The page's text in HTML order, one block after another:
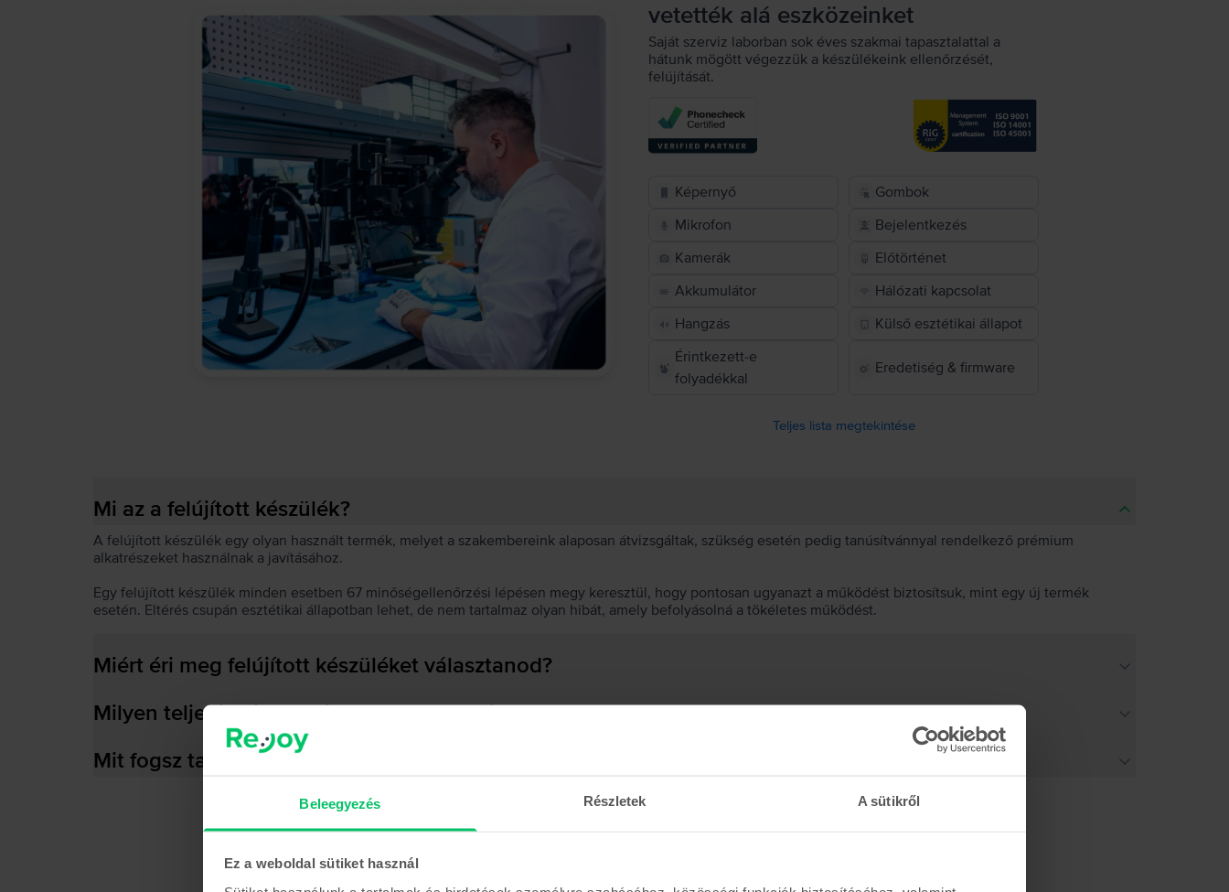
Beleegyezés Részletek A sütikről
Ez a weboldal sütiket használ
vetették alá eszközeinket
Saját szerviz laborban sok éves szakmai tapasztalattal a
hátunk mögött végezzük a készülékeink ellenőrzését,
felújítását.
Képernyő
Gombok
Mikrofon
Bejelentkezés
Kamerák
Előtörténet
Akkumulátor
Hálózati kapcsolat
Hangzás
Külső esztétikai állapot
Érintkezett-e
folyadékkal
Eredetiség & firmware
Teljes lista megtekintése
Mi az a felújított készülék?
A felújított készülék egy olyan használt termék, melyet a szakembereink alaposan átvizsgáltak, szükség esetén pedig tanúsítvánnyal rendelkező prémium
alkatrészeket használnak a javításához.
Egy felújított készülék minden esetben 67 minőségellenőrzési lépésen megy keresztül, hogy pontosan ugyanazt a működést biztosítsuk, mint egy új termék
esetén. Eltérés csupán esztétikai állapotban lehet, de nem tartalmaz olyan hibát, amely befolyásolná a tökéletes működést.
Miért éri meg felújított készüléket választanod?
Milyen teljesítményre képes az akkumulátor?
Mit fogsz találni a dobozban?